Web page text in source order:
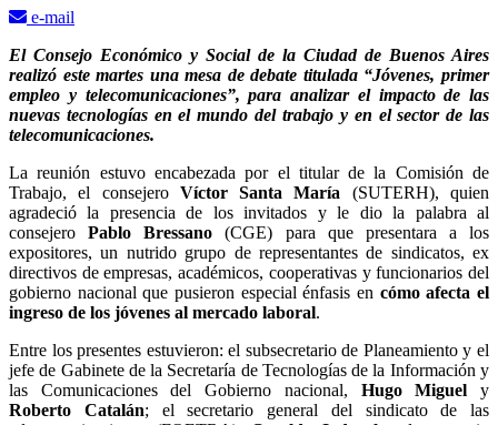
e-mail
El Consejo Económico y Social de la Ciudad de Buenos Aires
realizó este martes una mesa de debate titulada “Jóvenes, primer
empleo y telecomunicaciones”, para analizar el impacto de las
nuevas tecnologías en el mundo del trabajo y en el sector de las
telecomunicaciones.
La reunión estuvo encabezada por el titular de la Comisión de
Trabajo, el consejero Víctor Santa María (SUTERH), quien
agradeció la presencia de los invitados y le dio la palabra al
consejeroPablo Bressano(CGE) para que presentara a los
expositores, un nutrido grupo de representantes de sindicatos, ex
directivos de empresas, académicos, cooperativas y funcionarios del
gobierno nacional que pusieron especial énfasis en cómo afecta el
ingreso de los jóvenes al mercado laboral.
Entre los presentes estuvieron: el subsecretario de Planeamiento y el
jefe de Gabinete de la Secretaría de Tecnologías de la Información y
las Comunicaciones del Gobierno nacional, Hugo Miguel y
Roberto Catalán; el secretario general del sindicato de las